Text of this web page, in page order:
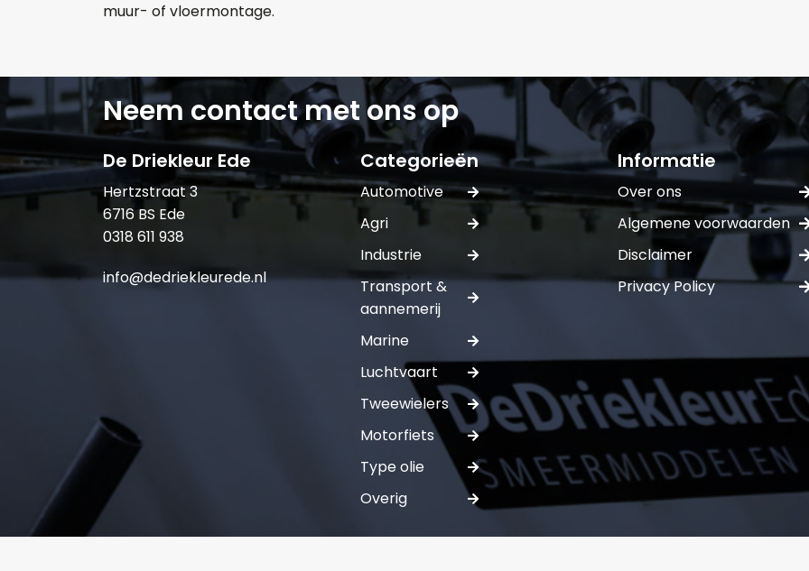
muur- of vloermontage.
Verstuur
Neem contact met ons op
De Driekleur Ede
Hertzstraat 3
6716 BS Ede
0318 611 938
info@dedriekleurede.nl
Categorieën
Automotive
Agri
Industrie
Transport &
aannemerij
Marine
Luchtvaart
Tweewielers
Motorfiets
Type olie
Overig
Informatie
Over ons
Algemene voorwaarden
Disclaimer
Privacy Policy